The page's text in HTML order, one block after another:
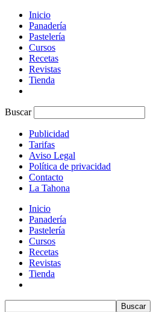
Inicio
Panadería
Pastelería
Cursos
Recetas
Revistas
Tienda
Buscar
Publicidad
Tarifas
Aviso Legal
Política de privacidad
Contacto
La Tahona
Inicio
Panadería
Pastelería
Cursos
Recetas
Revistas
Tienda